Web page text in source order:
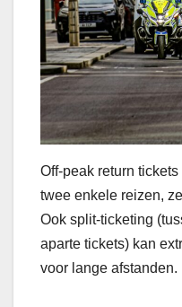
Off-peak return
twee enkele reizen,
Ook split-ticketing
aparte tickets) kan
voor lange afstanden.